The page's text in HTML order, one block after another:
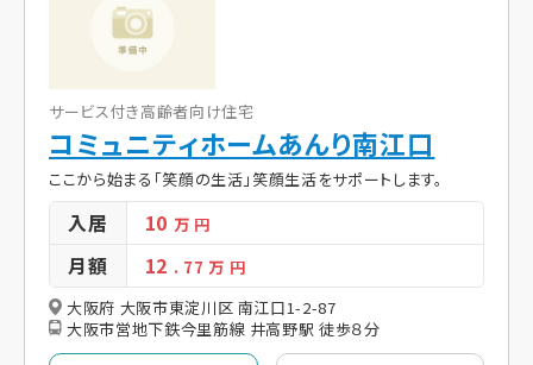
サービス付き高齢者向け住宅
コミュニティホームあんり南江口
ここから始まる「笑顔の生活」笑顔生活をサポートします。
入居 10万 円
月額 12 . 77万 円
大阪府 大阪市東淀川区 南江口1-2-87
大阪市営地下鉄今里筋線 井高野駅 徒歩８分